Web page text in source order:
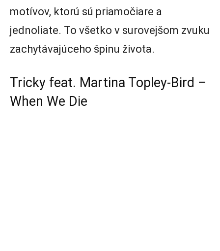
motívov, ktorú sú priamočiare a
jednoliate. To všetko v surovejšom zvuku
zachytávajúceho špinu života.
Tricky feat. Martina Topley-Bird –
When We Die